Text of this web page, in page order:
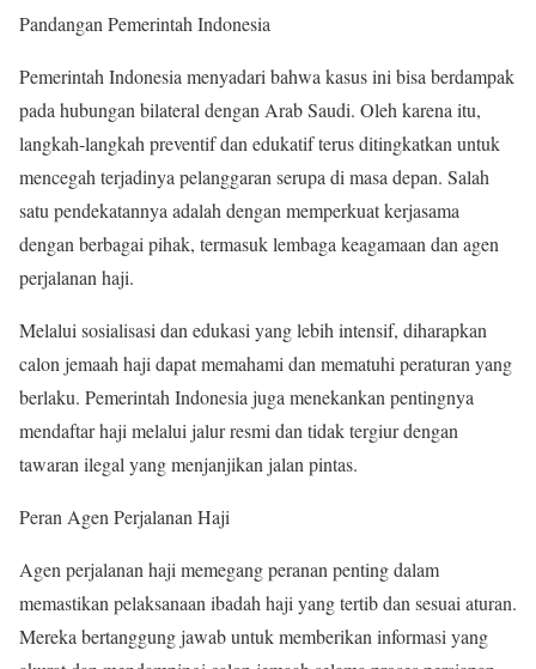
Pandangan Pemerintah Indonesia
Pemerintah Indonesia menyadari bahwa kasus ini bisa berdampak
pada hubungan bilateral dengan Arab Saudi. Oleh karena itu,
langkah-langkah preventif dan edukatif terus ditingkatkan untuk
mencegah terjadinya pelanggaran serupa di masa depan. Salah
satu pendekatannya adalah dengan memperkuat kerjasama
dengan berbagai pihak, termasuk lembaga keagamaan dan agen
perjalanan haji.
Melalui sosialisasi dan edukasi yang lebih intensif, diharapkan
calon jemaah haji dapat memahami dan mematuhi peraturan yang
berlaku. Pemerintah Indonesia juga menekankan pentingnya
mendaftar haji melalui jalur resmi dan tidak tergiur dengan
tawaran ilegal yang menjanjikan jalan pintas.
Peran Agen Perjalanan Haji
Agen perjalanan haji memegang peranan penting dalam
memastikan pelaksanaan ibadah haji yang tertib dan sesuai aturan.
Mereka bertanggung jawab untuk memberikan informasi yang